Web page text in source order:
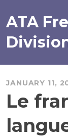
content
ATA
JANUARY 11,
Le